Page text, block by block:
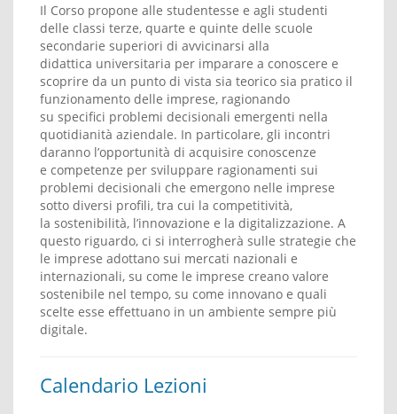
Il Corso propone alle studentesse e agli studenti
delle classi terze, quarte e quinte delle scuole
secondarie superiori di avvicinarsi alla
didattica universitaria per imparare a conoscere e
scoprire da un punto di vista sia teorico sia pratico il
funzionamento delle imprese, ragionando
su specifici problemi decisionali emergenti nella
quotidianità aziendale. In particolare, gli incontri
daranno l’opportunità di acquisire conoscenze
e competenze per sviluppare ragionamenti sui
problemi decisionali che emergono nelle imprese
sotto diversi profili, tra cui la competitività,
la sostenibilità, l’innovazione e la digitalizzazione. A
questo riguardo, ci si interrogherà sulle strategie che
le imprese adottano sui mercati nazionali e
internazionali, su come le imprese creano valore
sostenibile nel tempo, su come innovano e quali
scelte esse effettuano in un ambiente sempre più
digitale.
Calendario Lezioni